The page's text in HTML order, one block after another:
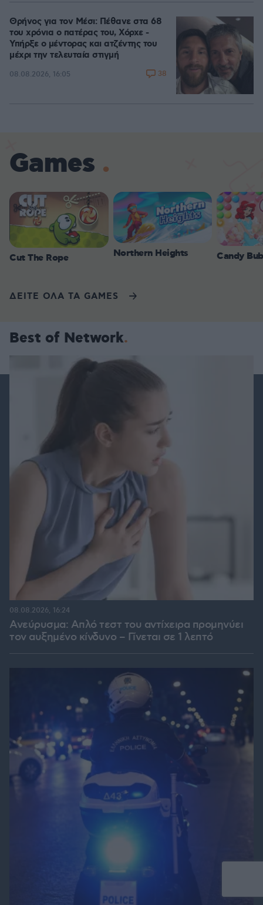
Θρήνος για τον Μέσι: Πέθανε στα 68
του χρόνια ο πατέρας του, Χόρχε -
Υπήρξε ο μέντορας και ατζέντης του
μέχρι την τελευταία στιγμή
08.08.2026, 16:05 38
Games
Cut The Rope Northern Heights Candy
ΔΕΙΤΕ ΟΛΑ ΤΑ GAMES
Best of Network
Ανεύρυσμα: Απλό τεστ του αντίχειρα προμηνύει
τον αυξημένο κίνδυνο – Γίνεται σε 1 λεπτό
08.08.2026, 16:24